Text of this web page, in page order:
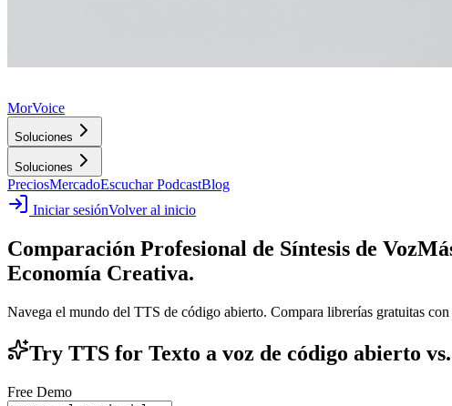
MorVoice
Soluciones
Soluciones
PreciosMercadoEscuchar PodcastBlog
Iniciar sesiónVolver al inicio
Comparación Profesional de Síntesis de Voz
Economía Creativa.
Navega el mundo del TTS de código abierto. Compara librerías gratuitas
Try TTS for Texto a voz de código abierto
Free Demo